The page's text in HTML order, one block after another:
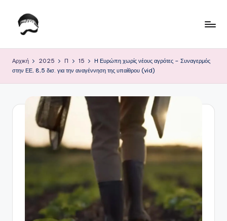
Μετάβαση
ο
Κ
Αρχική 2025 Π 15
Η Ευρώπη χωρίς νέους αγρότες – Συναγερμός
στην ΕΕ, 8,5 δισ. για την αναγέννηση της υπαίθρου (vid)